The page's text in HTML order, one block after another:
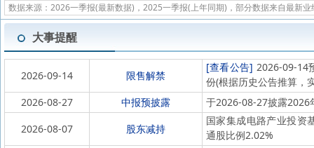
数据来源：2026一季报(最新数据)，2025一季报(上年同期)，部分数据来自最新业
大事提醒
2026-09-14 限售解禁
[查看公告] 2026-09-14
份(根据历史公告推算，
2026-08-27
中报预披露
于2026-08-27披露2026
2026-08-07
股东减持
国家集成电路产业投资
通股比例2.02%